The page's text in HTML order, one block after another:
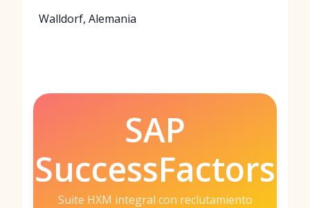
Walldorf, Alemania
SAP
SuccessFactors
Suite HXM integral con reclutamiento